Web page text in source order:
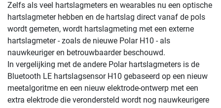
Zelfs als veel hartslagmeters en wearables nu een optische
hartslagmeter hebben en de hartslag direct vanaf de pols
wordt gemeten, wordt hartslagmeting met een externe
hartslagmeter - zoals de nieuwe Polar H10 - als
nauwkeuriger en betrouwbaarder beschouwd.
In vergelijking met de andere Polar hartslagmeters is de
Bluetooth LE hartslagsensor H10 gebaseerd op een nieuw
meetalgoritme en een nieuw elektrode-ontwerp met een
extra elektrode die verondersteld wordt nog nauwkeurigere